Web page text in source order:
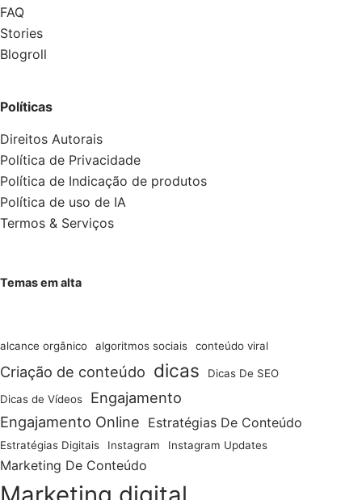
FAQ
Stories
Blogroll
Políticas
Direitos Autorais
Política de Privacidade
Política de Indicação de produtos
Política de uso de IA
Termos & Serviços
Temas em alta
alcance orgânico algoritmos sociais conteúdo viral
Criação de conteúdo dicas
Dicas De SEO
Dicas de Vídeos
Engajamento
Engajamento Online Estratégias De Conteúdo
Estratégias Digitais Instagram Instagram Updates
Marketing De Conteúdo